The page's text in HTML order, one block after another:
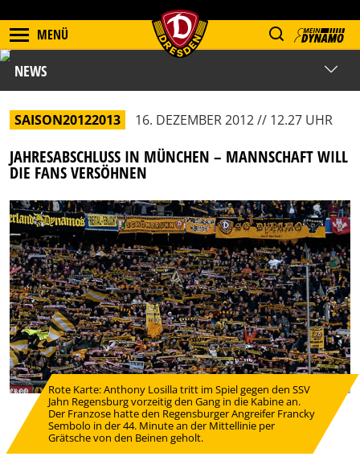
MENÜ
NEWS
SAISON20122013 16. DEZEMBER 2012 // 12.27 UHR
JAHRESABSCHLUSS IN MÜNCHEN – MANNSCHAFT WILL
DIE FANS VERSÖHNEN
Rote Karte: Anthony Losilla tritt im Spiel gegen den SSV
Jahn Regensburg vorzeitig den Gang in die Kabine an.
Der Franzose hatte den Regensburger Angreifer Francky
Sembolo in der 44. Minute an der Mittellinie per
Grätsche von den Beinen geholt.